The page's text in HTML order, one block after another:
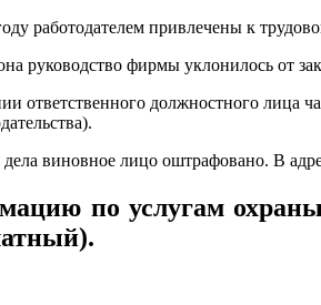
работодателем привлечены к
руководство фирмы уклонилось от
ответственного должностного лица
виновное лицо оштрафовано. В
по услугам